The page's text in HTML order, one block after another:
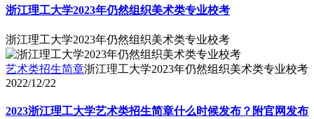
浙江理工大学2023年仍然组织美术类专业校考
浙江理工大学2023年仍然组织美术类专业校考
艺术类招生简章浙江理工大学2023年仍然组织美术类专业校考
2022/12/22
2023浙江理工大学艺术类招生简章什么时候发布？附官网发布